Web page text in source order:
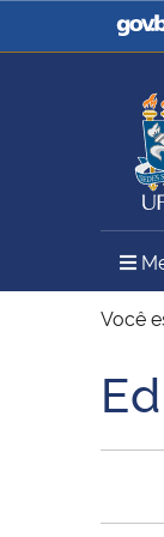
Casa
Você
Início